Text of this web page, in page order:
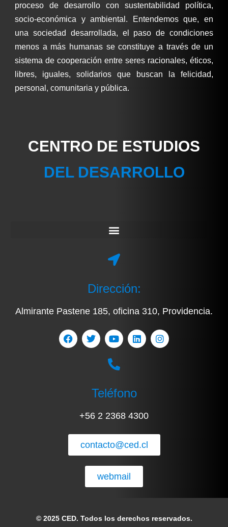
proceso de desarrollo con sustentabilidad política,
socio-económica y ambiental. Entendemos que, en
una sociedad desarrollada, el paso de condiciones
menos a más humanas se constituye a través de un
sistema de cooperación entre seres racionales, éticos,
libres, iguales, solidarios que buscan la felicidad,
personal, comunitaria y pública.
CENTRO DE ESTUDIOS
DEL DESARROLLO
Dirección:
Almirante Pastene 185, oficina 310, Providencia.
Teléfono
+56 2 2368 4300
contacto@ced.cl
webmail
© 2025 CED. Todos los derechos reservados.